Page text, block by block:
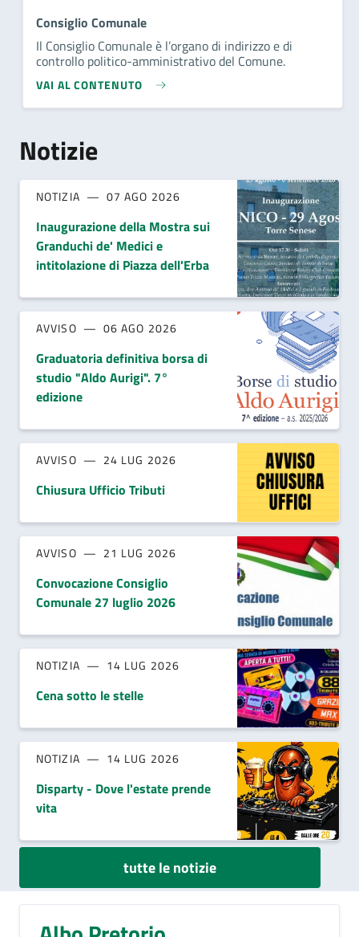
Consiglio Comunale
Il Consiglio Comunale è l’organo di indirizzo e di
controllo politico-amministrativo del Comune.
VAI AL CONTENUTO
Notizie
NOTIZIA 07 AGO 2026
Inaugurazione della Mostra sui
Granduchi de' Medici e
intitolazione di Piazza dell'Erba
AVVISO 06 AGO 2026
Graduatoria definitiva borsa di
studio "Aldo Aurigi". 7°
edizione
AVVISO 24 LUG 2026
Chiusura Ufficio Tributi
AVVISO 21 LUG 2026
Convocazione Consiglio
Comunale 27 luglio 2026
NOTIZIA 14 LUG 2026
Cena sotto le stelle
NOTIZIA 14 LUG 2026
Disparty - Dove l'estate prende
vita
tutte le notizie